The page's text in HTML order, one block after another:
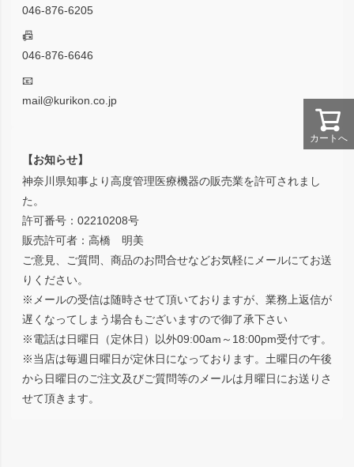
カートへ
046-876-6205
📠
046-876-6646
📧
mail@kurikon.co.jp
【お知らせ】
神奈川県知事より高度管理医療機器の販売業を許可されまし
た。
許可番号：02210208号
販売許可者：高橋 明美
ご意見、ご質問、商品のお問合せなどお気軽にメールにてお送
りください。
※メールの受信は随時させて頂いておりますが、業務上返信が
遅くなってしまう場合もございますので御了承下さい
※電話は日曜日（定休日）以外09:00am～18:00pm受付です。
※当店は毎週日曜日が定休日になっております。土曜日の午後
から日曜日のご注文及びご質問等のメールは月曜日にお送りさ
せて頂きます。